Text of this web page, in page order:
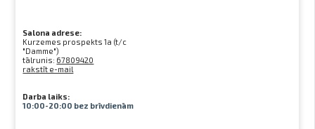
Salona adrese:
Kurzemes prospekts 1a (t/c
"Damme")
tālrunis: 67809420
rakstīt e-mail
Darba laiks:
10:00-20:00 bez brīvdienām